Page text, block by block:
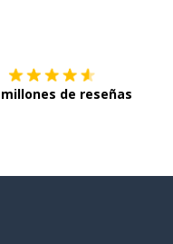
millones de reseñas